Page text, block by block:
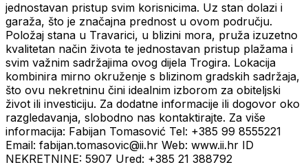
jednostavan pristup svim korisnicima. Uz stan dolazi i
garaža, što je značajna prednost u ovom području.
Položaj stana u Travarici, u blizini mora, pruža izuzetno
kvalitetan način života te jednostavan pristup plažama i
svim važnim sadržajima ovog dijela Trogira. Lokacija
kombinira mirno okruženje s blizinom gradskih sadržaja,
što ovu nekretninu čini idealnim izborom za obiteljski
život ili investiciju. Za dodatne informacije ili dogovor oko
razgledavanja, slobodno nas kontaktirajte. Za više
informacija: Fabijan Tomasović Tel: +385 99 8555221
Email: fabijan.tomasovic@ii.hr Web: www.ii.hr ID
NEKRETNINE: 5907 Ured: +385 21 388792